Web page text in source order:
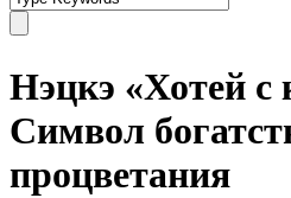
Нэцкэ «Хотей с
Символ
процветания